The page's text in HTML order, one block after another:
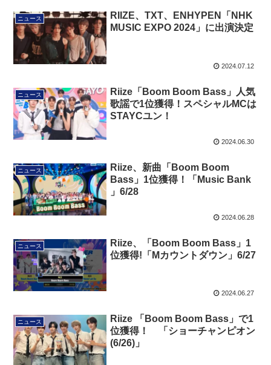
ニュース
RIIZE、TXT、ENHYPEN「NHK
MUSIC EXPO 2024」に出演決定
2024.07.12
ニュース
Riize「Boom Boom Bass」人気
歌謡で1位獲得！スペシャルMCは
STAYCユン！
2024.06.30
ニュース
Riize、新曲「Boom Boom
Bass」1位獲得！「Music Bank
」6/28
2024.06.28
ニュース
Riize、「Boom Boom Bass」1
位獲得!「Mカウントダウン」6/27
2024.06.27
ニュース
Riize 「Boom Boom Bass」で1
位獲得！ 「ショーチャンピオン
(6/26)」